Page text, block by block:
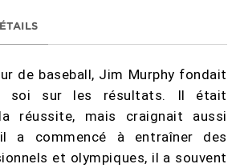
de baseball, Jim Murphy fondait
soi sur les résultats. Il était
réussite, mais craignait aussi
a commencé à entraîner des
et olympiques, il a souvent